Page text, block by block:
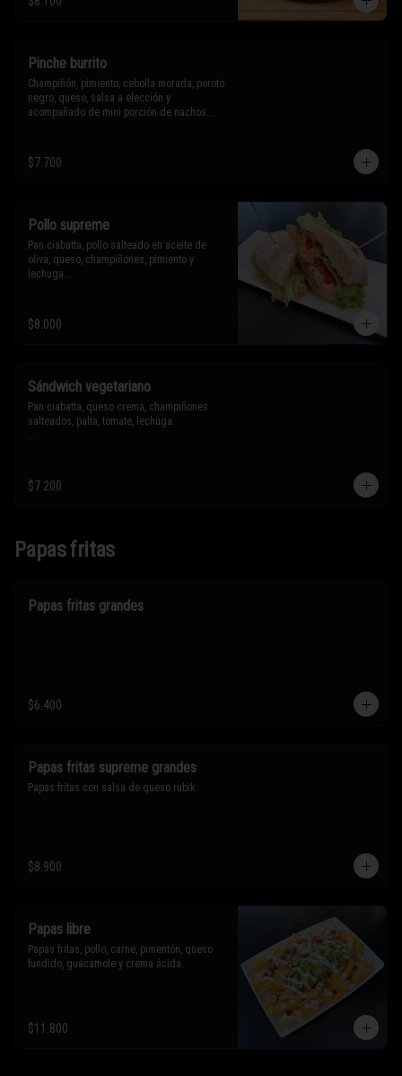
Sólo puedes solicitar eliminar un
Pinche burrito
Champiñón, pimiento, cebolla morada, poroto
negro, queso, salsa a elección y
acompañado de mini porción de nachos.
* Los ingredientes no son intercambiables.
$7.700
Pollo supreme
Pan ciabatta, pollo salteado en aceite de
oliva, queso, champiñones, pimiento y
lechuga.
* Los ingredientes no son intercambiables.
Sólo puedes solicitar eliminar un
$8.000
Sándwich vegetariano
Pan ciabatta, queso crema, champiñones
salteados, palta, tomate, lechuga.
ingrediente.
$7.200
Papas fritas
Papas fritas grandes
$6.400
Papas fritas supreme grandes
Papas fritas con salsa de queso rubik.
$8.900
Papas libre
Papas fritas, pollo, carne, pimentón, queso
fundido, guacamole y crema ácida.
$11.800